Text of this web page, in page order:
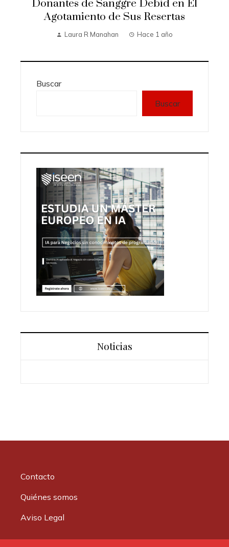
Donantes de Sanggre Debid en El
Agotamiento de Sus Resertas
Laura R Manahan Hace 1 año
Buscar
Buscar
Noticias
Contacto
Quiénes somos
Aviso Legal